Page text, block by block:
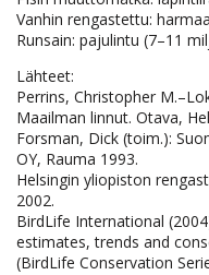
Vanhin rengastettu:
Runsain: pajulintu (7–11
Lähteet:
Perrins, Christopher
Maailman linnut. Otava,
Forsman, Dick (toim.):
OY, Rauma 1993.
Helsingin yliopiston
2002.
BirdLife International
estimates, trends and
(BirdLife Conservation